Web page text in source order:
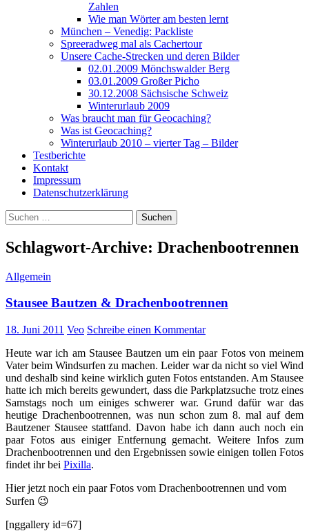
Zahlen
Wie man Wörter am besten lernt
München – Venedig: Packliste
Spreeradweg mal als Cachertour
Unsere Cache-Strecken und deren Bilder
02.01.2009 Mönchswalder Berg
03.01.2009 Großer Picho
30.12.2008 Sächsische Schweiz
Winterurlaub 2009
Was braucht man für Geocaching?
Was ist Geocaching?
Winterurlaub 2010 – vierter Tag – Bilder
Testberichte
Kontakt
Impressum
Datenschutzerklärung
Suchen
nach:
Schlagwort-Archive: Drachenbootrennen
Allgemein
Stausee Bautzen & Drachenbootrennen
18. Juni 2011 Veo Schreibe einen Kommentar
Heute war ich am Stausee Bautzen um ein paar Fotos von meinem
Vater beim Windsurfen zu machen. Leider war da nicht so viel Wind
und deshalb sind keine wirklich guten Fotos entstanden. Am Stausee
hatte ich mich bereits gewundert, dass die Parkplatzsuche trotz eines
Samstags noch um einiges schwerer war. Grund dafür war das
heutige Drachenbootrennen, was nun schon zum 8. mal auf dem
Bautzener Stausee stattfand. Davon habe ich dann auch noch ein
paar Fotos aus einiger Entfernung gemacht. Weitere Infos zum
Drachenbootrennen und den Ergebnissen sowie einigen tollen Fotos
findet ihr bei Pixilla.
Hier jetzt noch ein paar Fotos vom Drachenbootrennen und vom
Surfen 😉
[nggallery id=67]